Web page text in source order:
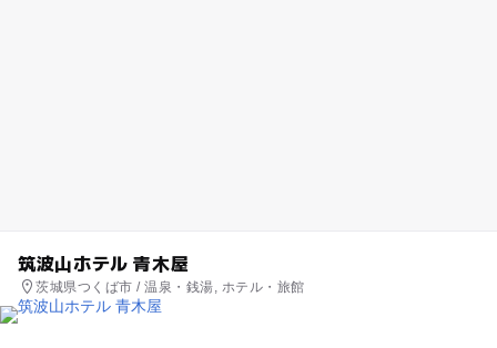
筑波山ホテル 青木屋
茨城県つくば市 / 温泉・銭湯, ホテル・旅館